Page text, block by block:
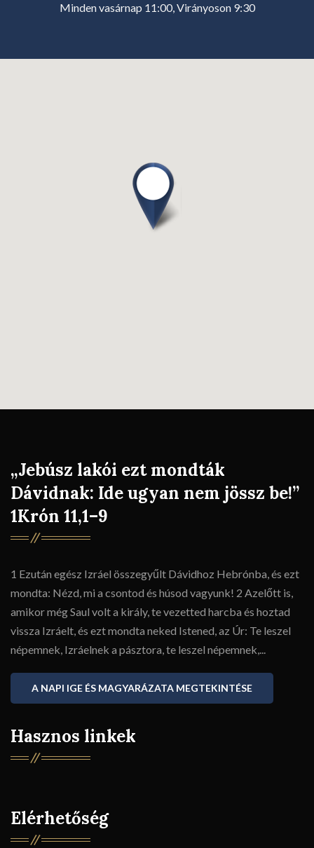
Minden vasárnap 11:00, Virányoson 9:30
„Jebúsz lakói ezt mondták
Dávidnak: Ide ugyan nem jössz be!”
1Krón 11,1–9
1 Ezután egész Izráel összegyűlt Dávidhoz Hebrónba, és ezt
mondta: Nézd, mi a csontod és húsod vagyunk! 2 Azelőtt is,
amikor még Saul volt a király, te vezetted harcba és hoztad
vissza Izráelt, és ezt mondta neked Istened, az Úr: Te leszel
népemnek, Izráelnek a pásztora, te leszel népemnek,...
A NAPI IGE ÉS MAGYARÁZATA MEGTEKINTÉSE
Hasznos linkek
Elérhetőség